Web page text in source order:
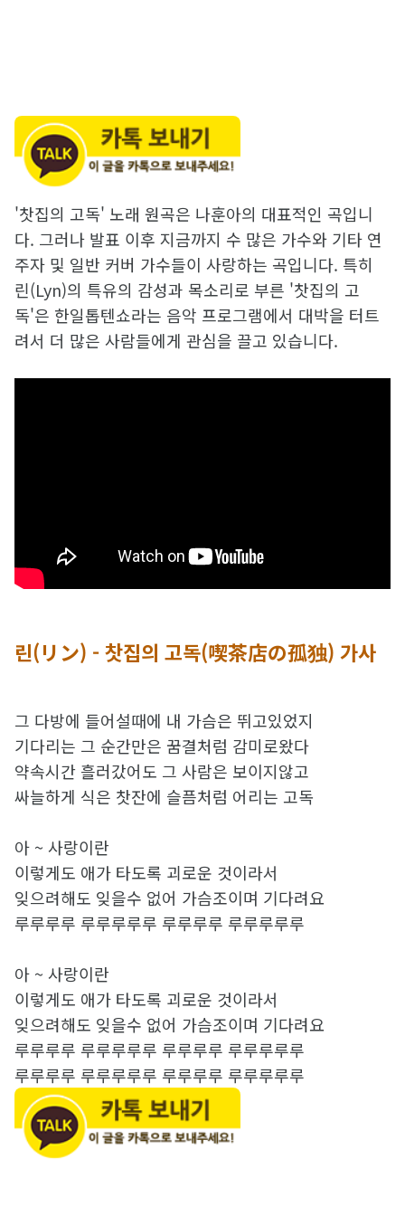
'찻집의 고독' 노래 원곡은 나훈아의 대표적인 곡입니
다. 그러나 발표 이후 지금까지 수 많은 가수와 기타 연
주자 및 일반 커버 가수들이 사랑하는 곡입니다. 특히
린(Lyn)의 특유의 감성과 목소리로 부른 '찻집의 고
독'은 한일톱텐쇼라는 음악 프로그램에서 대박을 터트
려서 더 많은 사람들에게 관심을 끌고 있습니다.
린(リン) - 찻집의 고독(喫茶店の孤独) 가사
그 다방에 들어설때에 내 가슴은 뛰고있었지
기다리는 그 순간만은 꿈결처럼 감미로왔다
약속시간 흘러갔어도 그 사람은 보이지않고
싸늘하게 식은 찻잔에 슬픔처럼 어리는 고독
아 ~ 사랑이란
이렇게도 애가 타도록 괴로운 것이라서
잊으려해도 잊을수 없어 가슴조이며 기다려요
루루루루 루루루루루 루루루루 루루루루루
아 ~ 사랑이란
이렇게도 애가 타도록 괴로운 것이라서
잊으려해도 잊을수 없어 가슴조이며 기다려요
루루루루 루루루루루 루루루루 루루루루루
루루루루 루루루루루 루루루루 루루루루루